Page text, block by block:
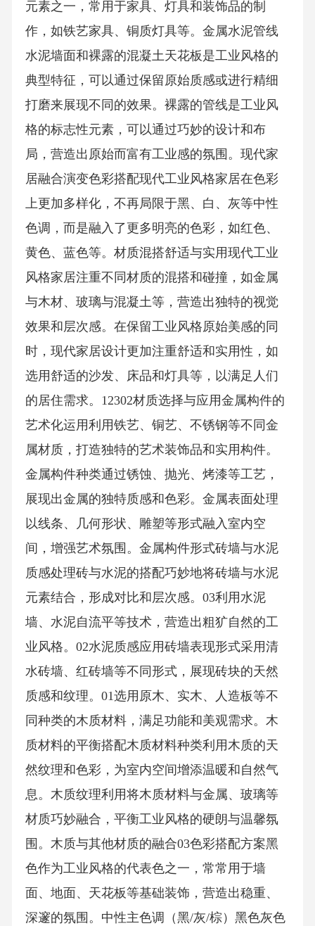
元素之一，常用于家具、灯具和装饰品的制
作，如铁艺家具、铜质灯具等。金属水泥管线
水泥墙面和裸露的混凝土天花板是工业风格的
典型特征，可以通过保留原始质感或进行精细
打磨来展现不同的效果。裸露的管线是工业风
格的标志性元素，可以通过巧妙的设计和布
局，营造出原始而富有工业感的氛围。现代家
居融合演变色彩搭配现代工业风格家居在色彩
上更加多样化，不再局限于黑、白、灰等中性
色调，而是融入了更多明亮的色彩，如红色、
黄色、蓝色等。材质混搭舒适与实用现代工业
风格家居注重不同材质的混搭和碰撞，如金属
与木材、玻璃与混凝土等，营造出独特的视觉
效果和层次感。在保留工业风格原始美感的同
时，现代家居设计更加注重舒适和实用性，如
选用舒适的沙发、床品和灯具等，以满足人们
的居住需求。12302材质选择与应用金属构件的
艺术化运用利用铁艺、铜艺、不锈钢等不同金
属材质，打造独特的艺术装饰品和实用构件。
金属构件种类通过锈蚀、抛光、烤漆等工艺，
展现出金属的独特质感和色彩。金属表面处理
以线条、几何形状、雕塑等形式融入室内空
间，增强艺术氛围。金属构件形式砖墙与水泥
质感处理砖与水泥的搭配巧妙地将砖墙与水泥
元素结合，形成对比和层次感。03利用水泥
墙、水泥自流平等技术，营造出粗犷自然的工
业风格。02水泥质感应用砖墙表现形式采用清
水砖墙、红砖墙等不同形式，展现砖块的天然
质感和纹理。01选用原木、实木、人造板等不
同种类的木质材料，满足功能和美观需求。木
质材料的平衡搭配木质材料种类利用木质的天
然纹理和色彩，为室内空间增添温暖和自然气
息。木质纹理利用将木质材料与金属、玻璃等
材质巧妙融合，平衡工业风格的硬朗与温馨氛
围。木质与其他材质的融合03色彩搭配方案黑
色作为工业风格的代表色之一，常常用于墙
面、地面、天花板等基础装饰，营造出稳重、
深邃的氛围。中性主色调（黑/灰/棕）黑色灰色